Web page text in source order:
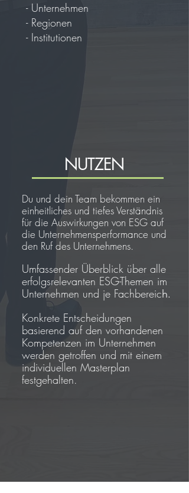
- Unternehmen
- Regionen
- Institutionen
NUTZEN
Du und dein Team bekommen ein
einheitliches und tiefes Verständnis
für die Auswirkungen von ESG auf
die Unternehmensperformance und
den Ruf des Unternehmens.
Umfassender Überblick über alle
erfolgsrelevanten ESG-Themen im
Unternehmen und je Fachbereich.
Konkrete Entscheidungen
basierend auf den vorhandenen
Kompetenzen im Unternehmen
werden getroffen und mit einem
individuellen Masterplan
festgehalten.